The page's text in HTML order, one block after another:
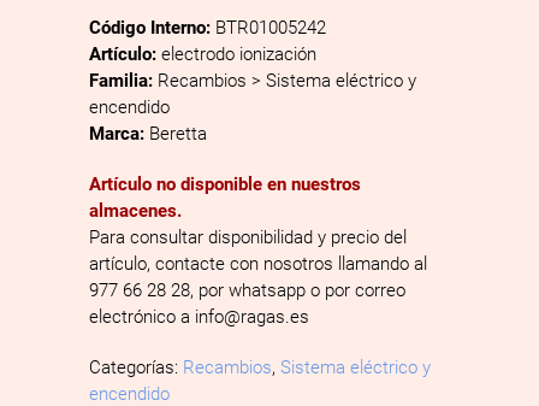
Código Interno: BTR01005242
Artículo: electrodo ionización
Familia: Recambios > Sistema eléctrico y
encendido
Marca: Beretta
Artículo no disponible en nuestros
almacenes.
Para consultar disponibilidad y precio del
artículo, contacte con nosotros llamando al
977 66 28 28, por whatsapp o por correo
electrónico a info@ragas.es
Categorías: Recambios, Sistema eléctrico y
encendido